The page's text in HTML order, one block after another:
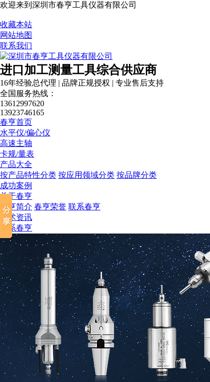
欢迎来到深圳市春亨工具仪器有限公司
收藏本站
网站地图
联系我们
进口加工测量工具综合供应商
16年经验总代理 | 品牌正规授权 | 专业售后支持
全国服务热线：
13612997620
13923746165
春亨首页
水平仪/偏心仪
高速主轴
卡规/量表
产品大全
按产品特性分类 按应用领域分类 按品牌分类
成功案例
关于春亨
春亨简介 春亨荣誉 联系春亨
技术资讯
联系春亨
税务登记证